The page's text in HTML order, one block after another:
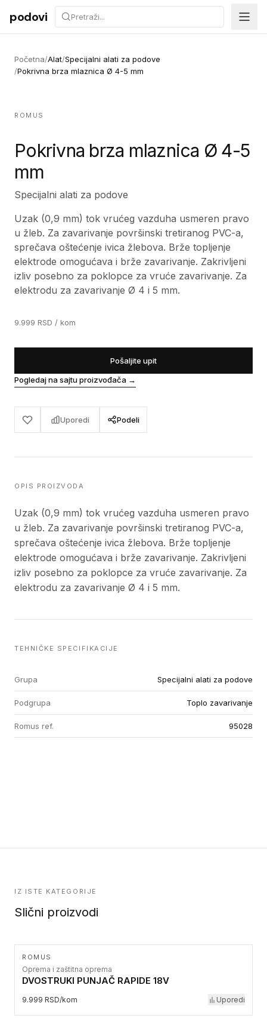
Preskoči na sadržaj
podovi
Početna/Alat/Specijalni alati za podove
/Pokrivna brza mlaznica Ø 4-5 mm
ROMUS
Pokrivna brza mlaznica Ø 4-5
mm
Specijalni alati za podove
Uzak (0,9 mm) tok vrućeg vazduha usmeren pravo
u žleb. Za zavarivanje površinski tretiranog PVC-a,
sprečava oštećenje ivica žlebova. Brže topljenje
elektrode omogućava i brže zavarivanje. Zakrivljeni
izliv posebno za poklopce za vruće zavarivanje. Za
elektrodu za zavarivanje Ø 4 i 5 mm.
9.999 RSD / kom
Pošaljite upit
Pogledaj na sajtu proizvođača →
Uporedi Podeli
OPIS PROIZVODA
Uzak (0,9 mm) tok vrućeg vazduha usmeren pravo
u žleb. Za zavarivanje površinski tretiranog PVC-a,
sprečava oštećenje ivica žlebova. Brže topljenje
elektrode omogućava i brže zavarivanje. Zakrivljeni
izliv posebno za poklopce za vruće zavarivanje. Za
elektrodu za zavarivanje Ø 4 i 5 mm.
TEHNIČKE SPECIFIKACIJE
Grupa Specijalni alati za podove
Podgrupa Toplo zavarivanje
Romus ref. 95028
IZ ISTE KATEGORIJE
Slični proizvodi
ROMUS
Oprema i zaštitna oprema
DVOSTRUKI PUNJAČ RAPIDE 18V
9.999 RSD/kom Uporedi